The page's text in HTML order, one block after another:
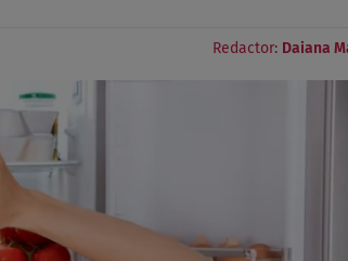
Redactor: Daiana